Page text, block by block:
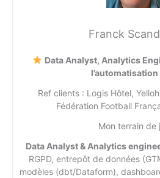
Franck
Data Analyst, Analytics
l’automatisation
Ref clients : Logis Hôtel,
Fédération Football
Mon terrain de
Data Analyst & Analytics
RGPD, entrepôt de données
modèles (dbt/Dataform),